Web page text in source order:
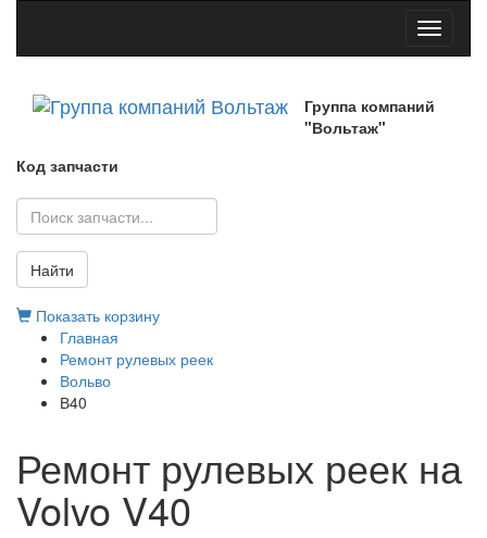
Toggle
Группа компаний
"Вольтаж"
Код запчасти
Найти
Показать корзину
Главная
Ремонт рулевых реек
Вольво
В40
Ремонт рулевых реек на
Volvo V40